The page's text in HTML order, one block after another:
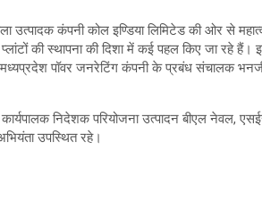
कंपनी कोल इण्डिया लिमिटेड की ओर से
की स्थापना की दिशा में कई पहल किए जा रहे हैं।
पॉवर जनरेटिंग कंपनी के प्रबंध संचालक
निदेशक परियोजना उत्पादन बीएल नेवल,
उपस्थित रहे।